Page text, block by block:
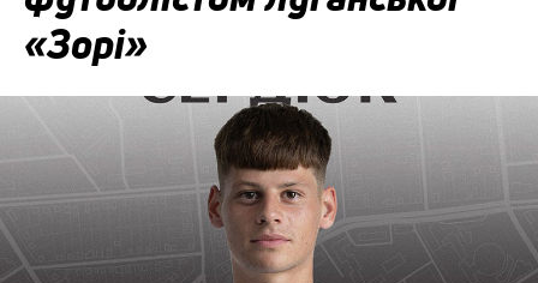
«Зорі»